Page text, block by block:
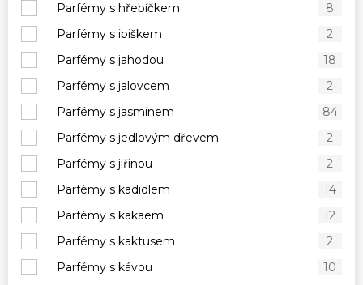
Parfémy s hřebíčkem
8
Parfémy s ibiškem
2
Parfémy s jahodou
18
Parfémy s jalovcem
2
Parfémy s jasmínem
84
Parfémy s jedlovým dřevem
2
Parfémy s jiřinou
2
Parfémy s kadidlem
14
Parfémy s kakaem
12
Parfémy s kaktusem
2
Parfémy s kávou
10